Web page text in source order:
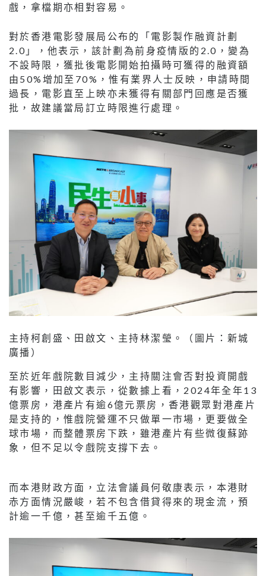
戲，拿檔期亦相對容易。
對於香港電影發展局公布的「電影製作融資計劃
2.0」，他表示，該計劃為前身疫情版的2.0，變為
不設時限，獲批後電影開始拍攝時可獲得的融資額
由50%增加至70%，惟有業界人士反映，申請時間
過長，電影直至上映亦未獲得有關部門回應是否獲
批，故建議當局訂立時限進行處理。
主持柯創盛、田啟文、主持林潔瑩。（圖片：新城
廣播）
至於近年戲院數目減少，主持關注會否對投資開戲
有影響，田啟文表示，從數據上看，2024年全年13
億票房，港產片有逾6億元票房，香港觀眾對港產片
是支持的，惟戲院營運不只做單一市場，更要做全
球市場，而整體票房下跌，雖港產片有些微復蘇跡
象，但不足以令戲院支撐下去。
而本港財政方面，立法會議員何敬康表示，本港財
赤方面情況嚴峻，若不包含借貸得來的現金流，預
計逾一千億，甚至逾千五億。